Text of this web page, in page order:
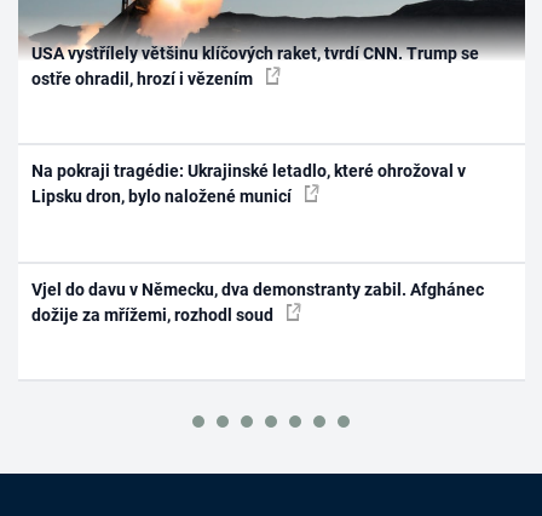
USA vystřílely většinu klíčových raket, tvrdí CNN. Trump se
ostře ohradil, hrozí i vězením
Na pokraji tragédie: Ukrajinské letadlo, které ohrožoval v
Lipsku dron, bylo naložené municí
Vjel do davu v Německu, dva demonstranty zabil. Afghánec
dožije za mřížemi, rozhodl soud